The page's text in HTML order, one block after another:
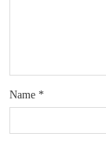
Name *